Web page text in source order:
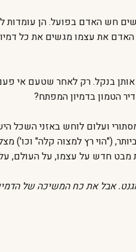
חש האדם בפועל. הן עומדות
האדם את עצמו מגשים את כל
אותן בנקל. רק לאחר שטעם
הטמון בדמיון המפתח?
ועלום לוחש באזני
("הוי רץ למצוה קלה"
מבט חדש על עצמו, על העולם,
אבל את כח המשיכה של